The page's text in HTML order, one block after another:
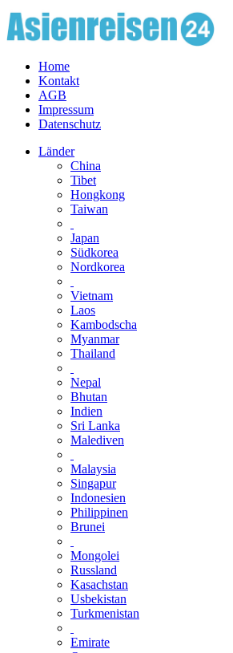
Home
Kontakt
AGB
Impressum
Datenschutz
Länder
China
Tibet
Hongkong
Taiwan
Japan
Südkorea
Nordkorea
Vietnam
Laos
Kambodscha
Myanmar
Thailand
Nepal
Bhutan
Indien
Sri Lanka
Malediven
Malaysia
Singapur
Indonesien
Philippinen
Brunei
Mongolei
Russland
Kasachstan
Usbekistan
Turkmenistan
Emirate